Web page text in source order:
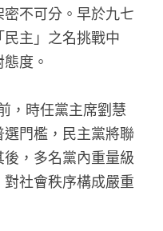
不可分。早於九七
主」之名挑戰中
度。
，時任黨主席劉慧
門檻，民主黨將聯
，多名黨內重量級
社會秩序構成嚴重